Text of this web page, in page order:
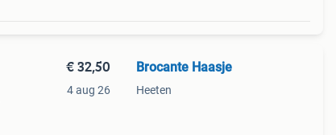
€ 32,50
4 aug 26
Brocante Haasje
Heeten